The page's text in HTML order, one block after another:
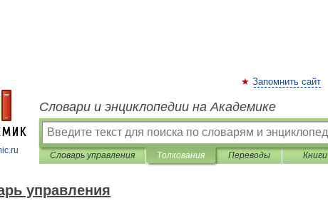
Запомнить сайт
Словари и энциклопедии на Академике
Словарь управления Толкования Переводы Книги
управления